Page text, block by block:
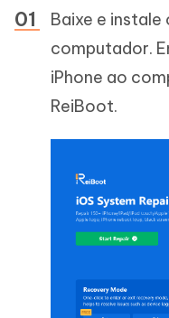
Baixe e instale
computador.
iPhone ao
ReiBoot.